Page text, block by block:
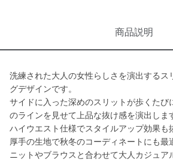
商品説明
洗練された大人の女性らしさを演出するス
グデザインです。
サイドに入った深めのスリットが歩くたび
のラインを見せて上品な抜け感を演出しま
ハイウエスト仕様でスタイルアップ効果も
厚手の生地で秋冬のコーディネートにも最
ニットやブラウスと合わせて大人カジュア